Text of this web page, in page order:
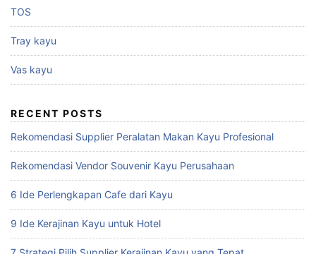
TOS
Tray kayu
Vas kayu
RECENT POSTS
Rekomendasi Supplier Peralatan Makan Kayu Profesional
Rekomendasi Vendor Souvenir Kayu Perusahaan
6 Ide Perlengkapan Cafe dari Kayu
9 Ide Kerajinan Kayu untuk Hotel